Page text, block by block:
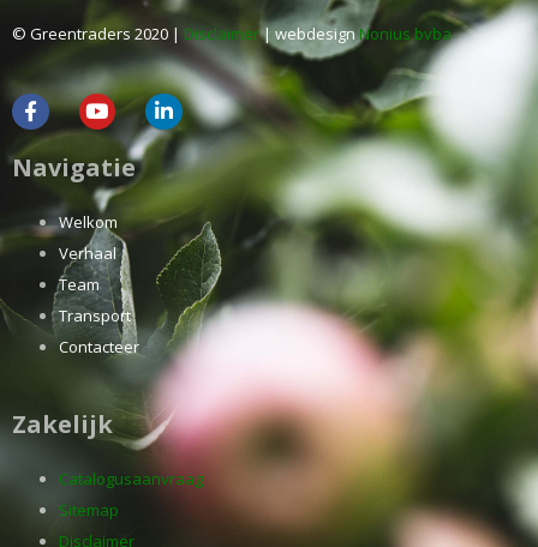
© Greentraders 2020 | Disclaimer| webdesignNonius bvba
Navigatie
Welkom
Verhaal
Team
Transport
Contacteer
Zakelijk
Catalogusaanvraag
Sitemap
Disclaimer